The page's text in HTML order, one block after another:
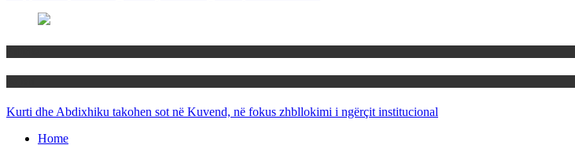
Kurti dhe Abdixhiku takohen sot në Kuvend, në fokus zhbllokimi i ngërçit institucional
Home